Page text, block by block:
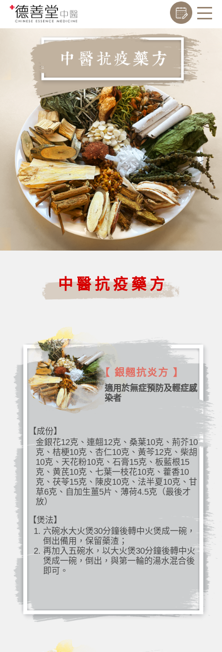
中醫抗疫藥方
【 銀翹抗炎方 】
適用於無症預防及輕症感
染者
【成份】
金銀花12克、連翹12克、桑葉10克、荊芥10
克、桔梗10克、杏仁10克、黃芩12克、柴胡
10克、天花粉10克、石膏15克、板藍根15
克、黄芪10克、七葉一枝花10克、藿香10
克、茯苓15克、陳皮10克、法半夏10克、甘
草6克、自加生薑5片、薄荷4.5克（最後才
放）
【煲法】
六碗水大火煲30分鐘後轉中火煲成一碗，
倒出備用，保留藥渣；
再加入五碗水，以大火煲30分鐘後轉中火
煲成一碗，倒出，與第一輪的湯水混合後
即可。